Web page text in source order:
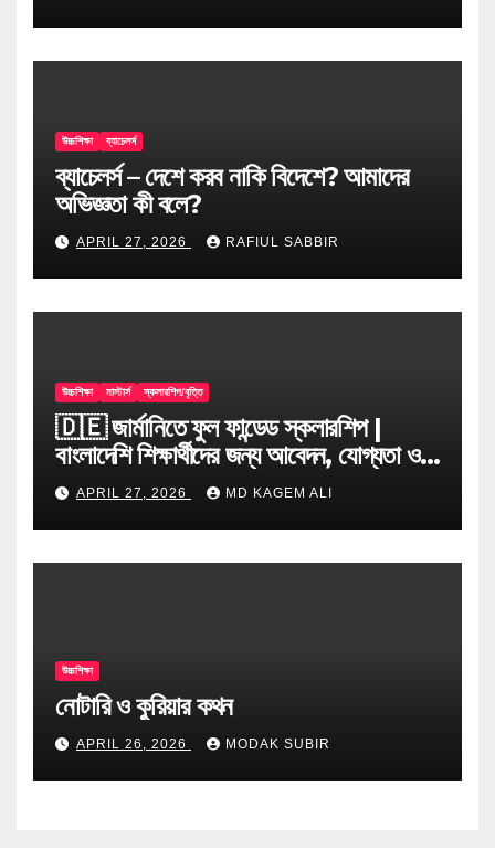
উচ্চশিক্ষা ব্যাচেলর্স
ব্যাচেলর্স – দেশে করব নাকি বিদেশে? আমাদের
অভিজ্ঞতা কী বলে?
APRIL 27, 2026 RAFIUL SABBIR
উচ্চশিক্ষা মাস্টার্স স্কলারশিপ/বৃত্তি
🇩🇪 জার্মানিতে ফুল ফান্ডেড স্কলারশিপ |
বাংলাদেশি শিক্ষার্থীদের জন্য আবেদন, যোগ্যতা ও
টিপসAPRIL 27, 2026 MD KAGEM ALI
উচ্চশিক্ষা
নোটারি ও কুরিয়ার কথন
APRIL 26, 2026 MODAK SUBIR